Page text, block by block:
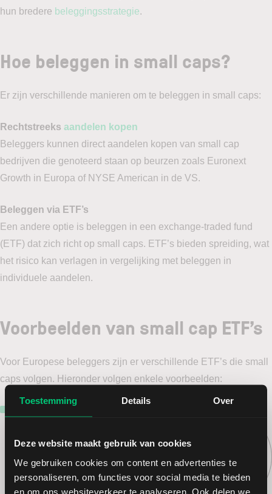
Toestemming Details Over
Deze website maakt gebruik van cookies
We gebruiken cookies om content en advertenties te
personaliseren, om functies voor social media te bieden
en om ons websiteverkeer te analyseren. Ook delen we
hun bredere beleggingsstrategie.
Hoe beleggen in small caps?
Er zijn verschillende manieren om te beleggen in small caps:
Rechtstreeks aandelen kopen
Beleggers kunnen direct aandelen kopen van small cap
bedrijven die genoteerd staan op beurzen zoals Euronext
Growth in Europa of NYSE American in de VS.
Beleggen via ETF’s
Een andere optie is beleggen in een exchange-traded fund
(ETF) dat zich richt op small caps. ETF’s bieden spreiding, wat
het risico kan verlagen in vergelijking met beleggen in
individuele aandelen.
Voorbeelden van small cap ETF’s
Voor Europese beleggers zijn er verschillende ETF’s die small
caps volgen. Hieronder volgen enkele voorbeelden:
iShares MSCI World Small
Deze ETF biedt blootstelling
cap bedrijven uit 23 ontwikkelde
markten wereldwijd. De ETF